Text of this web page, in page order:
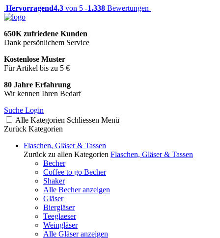
Hervorragend4.3 von 5 -1.338 Bewertungen
650K zufriedene Kunden
Dank persönlichem Service
Kostenlose Muster
Für Artikel bis zu 5 €
80 Jahre Erfahrung
Wir kennen Ihren Bedarf
Suche Login
Alle Kategorien Schliessen Menü
Zurück Kategorien
Flaschen, Gläser & Tassen
Zurück zu allen Kategorien Flaschen, Gläser & Tassen
Becher
Coffee to go Becher
Shaker
Alle Becher anzeigen
Gläser
Biergläser
Teeglaeser
Weingläser
Alle Gläser anzeigen